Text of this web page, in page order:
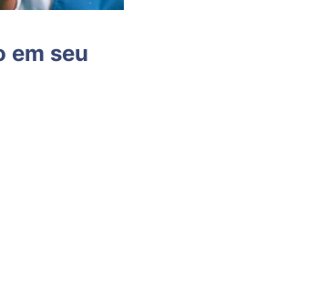
em seu